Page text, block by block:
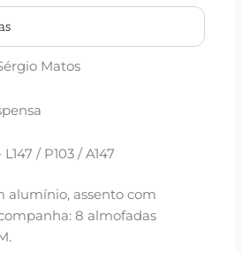
Matos
L147 / P103 / A147
alumínio, assento com
8 almofadas